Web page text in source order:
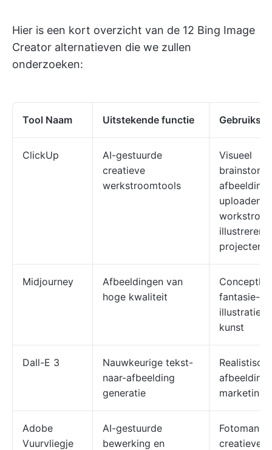
Hier is een kort overzicht van de 12 Bing Image
Creator alternatieven die we zullen
onderzoeken:
Tool Naam Uitstekende functie
ClickUp
AI-gestuurde
creatieve
werkstroomtools
Visueel
uploaden,
illustreren,
projecten
Midjourney
Afbeeldingen van
hoge kwaliteit
fantasie-
kunst
Dall-E 3
Nauwkeurige tekst-
naar-afbeelding
generatie
marketing
Adobe
Vuurvliegje
AI-gestuurde
bewerking en
creatieve